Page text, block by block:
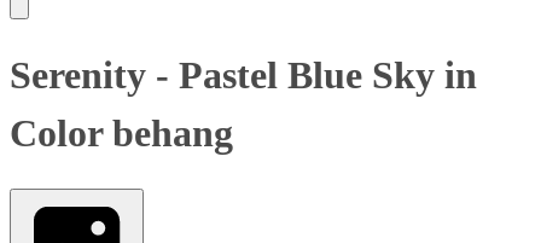
Serenity - Pastel Blue Sky in
Color behang